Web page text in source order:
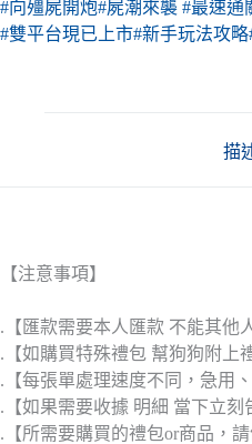
#向殭屍開炮#屍潮來襲 #最速通
#雙平台現已上市#新手玩法攻略
描
【注意事項】
.【匯款需要本人匯款 不能其他
.【如購買特殊禮包 幫狗狗附上
.【每張單處理速度不同，急用
.【如果需要收據 明細 當下立刻
.【所需要購買的禮包or商品，